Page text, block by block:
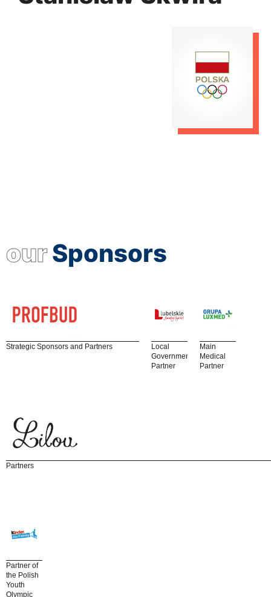
ourSponsors
Strategic Sponsors and Partners
Local
Government
Partner
Main
Medical
Partner
Partners
Partner of
the Polish
Youth
Olympic